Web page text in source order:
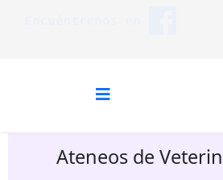
Ateneos de